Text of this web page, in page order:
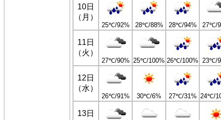
10日
（月）
25℃/92% 28℃/88% 28℃/94% 27℃/
11日
（火）
27℃/90% 25℃/100% 26℃/100% 23℃/
12日
（水）
26℃/91% 30℃/6% 27℃/31% 24℃/
13日